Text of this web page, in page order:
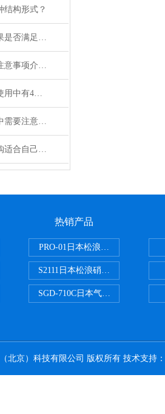
结构形式？
细胞复苏仪复苏效果是否满足您的实际要求？
泰荣测氧仪的使用注意事项介绍及操作规程
气体分割器在实际使用中有4大特性
干燥箱在日常使用中需要注意哪些事项？
手把手教您如何选购适合自己的日本加热板？
热销产品
PRO-01日本松浪硝子玻璃制品载
S2111日本松浪硝子载玻片
SGD-710C日本气体分割器
北京）科技有限公司 版权所有 技术支持：